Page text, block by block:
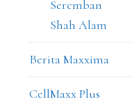
Seremban
Shah Alam
Berita Maxxima
CellMaxx Plus